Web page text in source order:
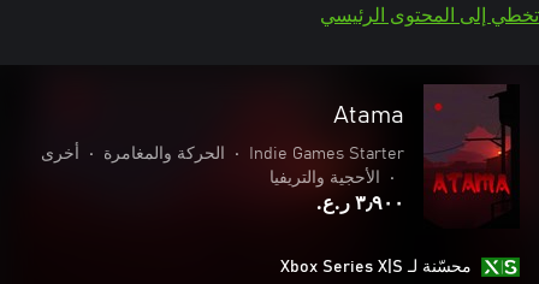
تخطي إلى المحتوى الرئيسي
Atama
Indie Games Starter
• الحركة والمغامرة •
أخرى
•
الأحجية والتريفيا
٣٫٩٠٠ ر.ع.‏
محسّنة لـ Xbox Series X|S